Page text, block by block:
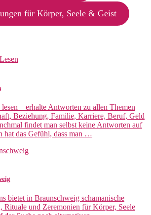
für Körper, Seele & Geist
– erhalte Antworten zu allen Themen
Beziehung, Familie, Karriere, Beruf, Geld
findet man selbst keine Antworten auf
hat das Gefühl, dass man …
bietet in Braunschweig schamanische
Rituale und Zeremonien für Körper, Seele